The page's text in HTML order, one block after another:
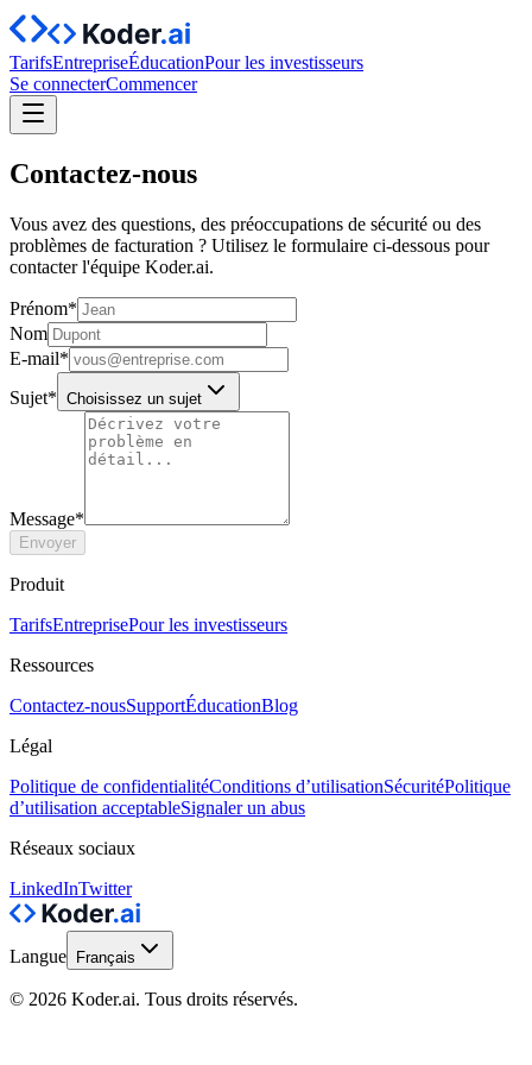
TarifsEntrepriseÉducationPour les investisseurs
Se connecterCommencer
Contactez‑nous
Vous avez des questions, des préoccupations de sécurité ou des
problèmes de facturation ? Utilisez le formulaire ci-dessous pour
contacter l'équipe Koder.ai.
Prénom*
Nom
E‑mail*
Sujet* Choisissez un sujet
Message*
Envoyer
Produit
TarifsEntreprisePour les investisseurs
Ressources
Contactez-nousSupportÉducationBlog
Légal
Politique de confidentialitéConditions d’utilisationSécuritéPolitique
d’utilisation acceptableSignaler un abus
Réseaux sociaux
LinkedInTwitter
Langue Français
© 2026 Koder.ai. Tous droits réservés.